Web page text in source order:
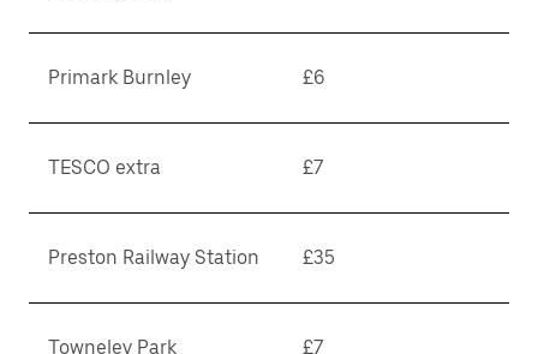
Primark Burnley £6
TESCO extra £7
Preston Railway Station £35
Towneley Park £7